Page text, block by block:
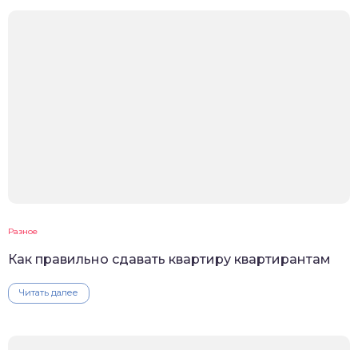
Разное
Как правильно сдавать квартиру квартирантам
Читать далее